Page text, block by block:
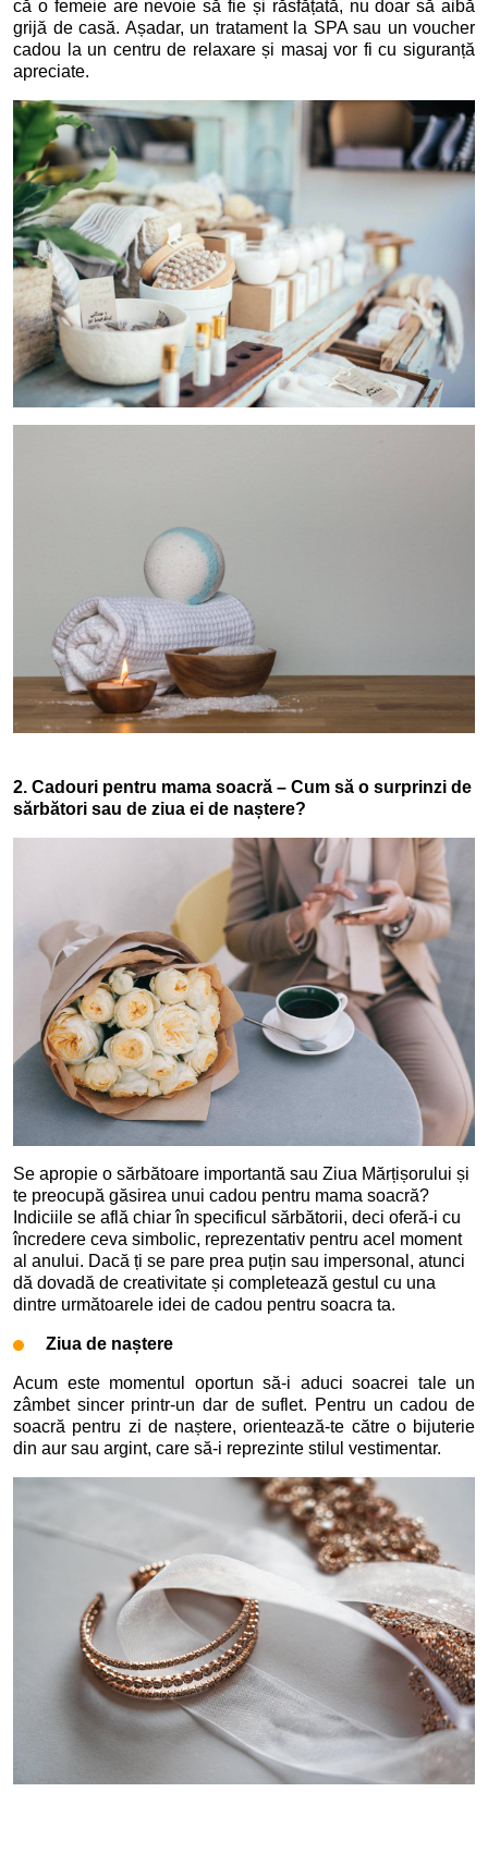
că o femeie are nevoie să fie și răsfățată, nu doar să aibă
grijă de casă. Așadar, un tratament la SPA sau un voucher
cadou la un centru de relaxare și masaj vor fi cu siguranță
apreciate.
2. Cadouri pentru mama soacră – Cum să o surprinzi de
sărbători sau de ziua ei de naștere?
Se apropie o sărbătoare importantă sau Ziua Mărțișorului și
te preocupă găsirea unui cadou pentru mama soacră?
Indiciile se află chiar în specificul sărbătorii, deci oferă-i cu
încredere ceva simbolic, reprezentativ pentru acel moment
al anului. Dacă ți se pare prea puțin sau impersonal, atunci
dă dovadă de creativitate și completează gestul cu una
dintre următoarele idei de cadou pentru soacra ta.
Ziua de naștere
Acum este momentul oportun să-i aduci soacrei tale un
zâmbet sincer printr-un dar de suflet. Pentru un cadou de
soacră pentru zi de naștere, orientează-te către o bijuterie
din aur sau argint, care să-i reprezinte stilul vestimentar.